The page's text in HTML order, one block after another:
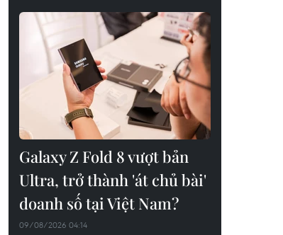
Galaxy Z Fold 8 vượt bản
Ultra, trở thành 'át chủ bài'
doanh số tại Việt Nam?
09/08/2026 04:14